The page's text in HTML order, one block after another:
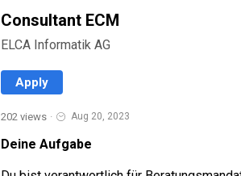
Consultant ECM
ELCA Informatik AG
Apply
202 views · Aug 20, 2023
Deine Aufgabe